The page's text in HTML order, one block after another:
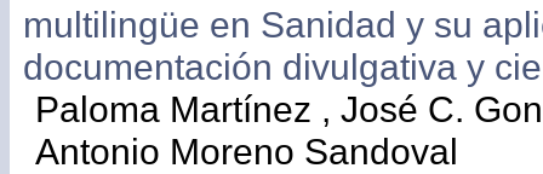
multilingüe en Sanidad y su
documentación divulgativa y
Paloma Martínez , José C.
Antonio Moreno Sandoval